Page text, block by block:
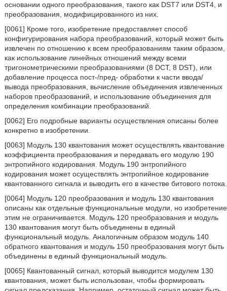
основании одного преобразования, такого как DST7 или DST4, и
преобразования, модифицированного из них.
[0061] Кроме того, изобретение предоставляет способ
конфигурирования набора преобразований, который может быть
извлечен по отношению к всем преобразованиям таким образом,
как использование линейных отношений между всеми
тригонометрическими преобразованиями (8 DCT, 8 DST), или
добавление процесса пост-/пред- обработки к части ввода/
вывода преобразования, вычисление объединения извлеченных
наборов преобразований, и использование объединения для
определения комбинации преобразований.
[0062] Его подробные варианты осуществления описаны более
конкретно в изобретении.
[0063] Модуль 130 квантования может осуществлять квантование
коэффициента преобразования и передавать его модулю 190
энтропийного кодирования. Модуль 190 энтропийного
кодирования может осуществлять энтропийное кодирование
квантованного сигнала и выводить его в качестве битового потока.
[0064] Модуль 120 преобразования и модуль 130 квантования
описаны как отдельные функциональные модули, но изобретение
этим не ограничивается. Модуль 120 преобразования и модуль
130 квантования могут быть объединены в единый
функциональный модуль. Аналогичным образом модуль 140
обратного квантования и модуль 150 преобразования могут быть
объединены в единый функциональный модуль.
[0065] Квантованный сигнал, который выводится модулем 130
квантования, может быть использован, чтобы формировать